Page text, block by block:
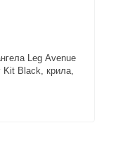
Leg Avenue
Black, крила,